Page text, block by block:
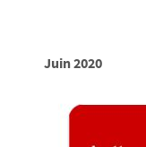
Juin 2020